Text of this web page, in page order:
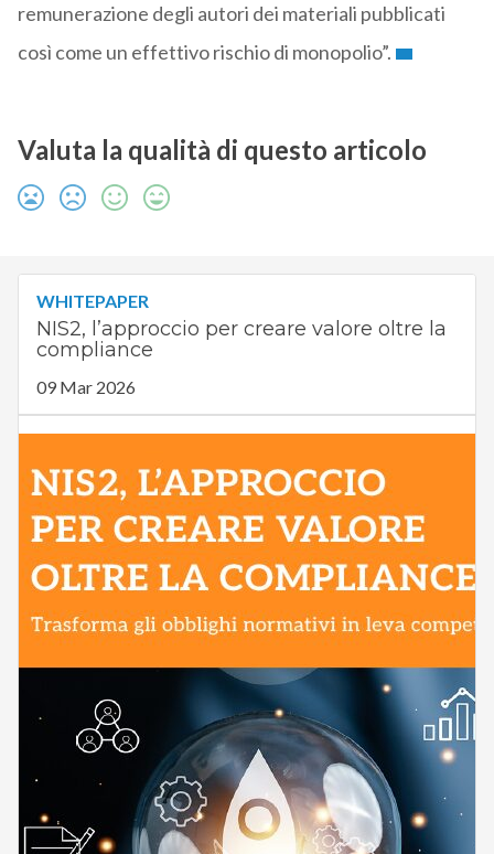
remunerazione degli autori dei materiali pubblicati
così come un effettivo rischio di monopolio”.
Valuta la qualità di questo articolo
WHITEPAPER
NIS2, l’approccio per creare valore oltre la
compliance
09 Mar 2026